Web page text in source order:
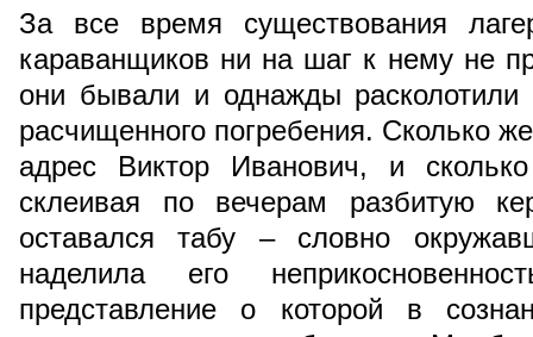
За все время существования
караванщиков ни на шаг к нему не
они бывали и однажды расколотили
расчищенного погребения. Сколько
адрес Виктор Иванович, и
склеивая по вечерам разбитую
оставался табу – словно
наделила его
представление о которой в